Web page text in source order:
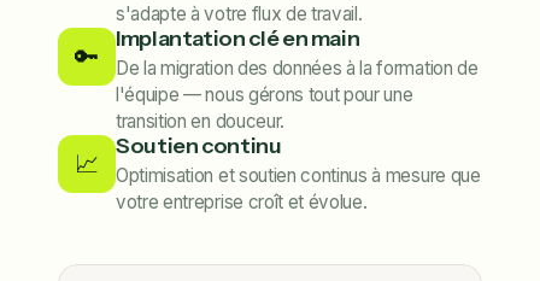
s'adapte à votre flux de travail.
🔑
Implantation clé en main
De la migration des données à la formation de
l'équipe — nous gérons tout pour une
transition en douceur.
📈
Soutien continu
Optimisation et soutien continus à mesure que
votre entreprise croît et évolue.